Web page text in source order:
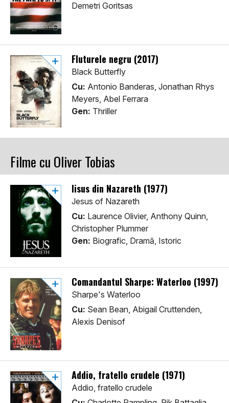
Demetri Goritsas
Fluturele negru (2017)
Black Butterfly
Cu: Antonio Banderas, Jonathan Rhys
Meyers, Abel Ferrara
Gen: Thriller
Filme cu Oliver Tobias
Iisus din Nazareth (1977)
Jesus of Nazareth
Cu: Laurence Olivier, Anthony Quinn,
Christopher Plummer
Gen: Biografic, Dramă, Istoric
Comandantul Sharpe: Waterloo (1997)
Sharpe's Waterloo
Cu: Sean Bean, Abigail Cruttenden,
Alexis Denisof
Addio, fratello crudele (1971)
Addio, fratello crudele